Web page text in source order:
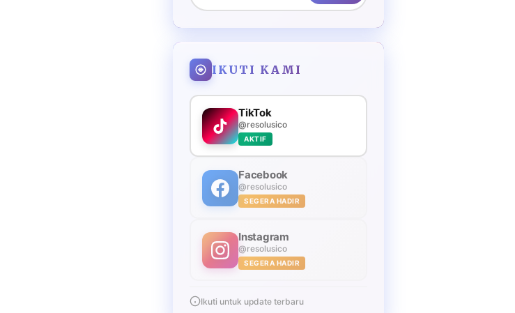
IKUTI KAMI
TikTok
@resolusico
AKTIF
Facebook
@resolusico
SEGERA HADIR
Instagram
@resolusico
SEGERA HADIR
Ikuti untuk update terbaru